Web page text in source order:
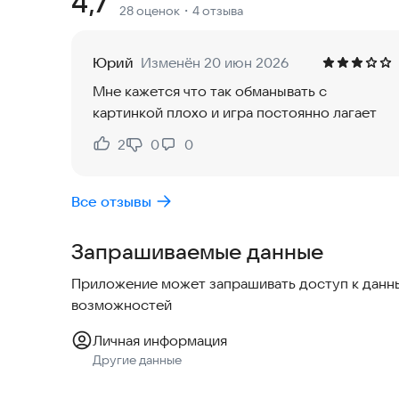
анимацией персонажа. Поднимайтесь по
уничтожьте злодеев в этом сверхбыстром
Исследуйте большой трехмерный город,
автомобилей, мафию и террористов в этой
супергероями и их союзниками происходят в
28 оценок ・4 отзыва
Юрий Изменён 20 июн 2026
Мне кажется что так обманывать с
картинкой плохо и игра постоянно лагает
Нравится:
2
Не нравится:
0 0
Все отзывы
Запрашиваемые данные
Приложение может запрашивать доступ к
возможностей
Личная информация
Другие данные